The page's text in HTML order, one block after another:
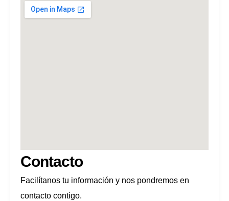
Contacto
Facilítanos tu información y nos pondremos en
contacto contigo.